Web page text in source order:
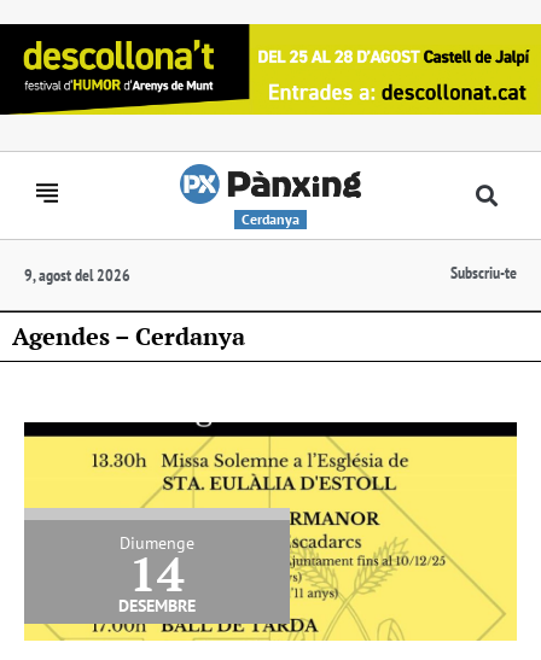
Cerdanya
9, agost del 2026 Subscriu-te
Agendes – Cerdanya
Diumenge
14
desembre